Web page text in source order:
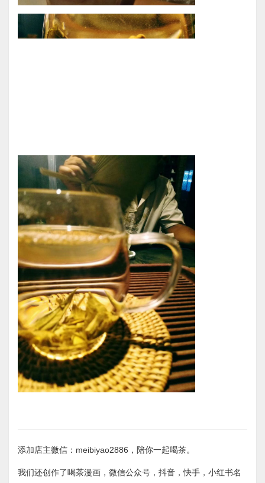
添加店主微信：meibiyao2886，陪你一起喝茶。
我们还创作了喝茶漫画，微信公众号，抖音，快手，小红书名